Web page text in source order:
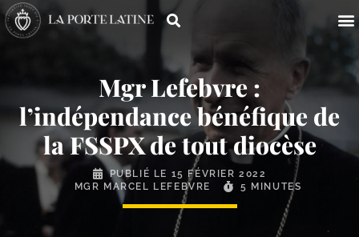
Mgr Lefebvre :
l’indépendance bénéfique de
la FSSPX de tout diocèse
PUBLIÉ LE 15 FÉVRIER 2022
MGR MARCEL LEFEBVRE
5 MINUTES